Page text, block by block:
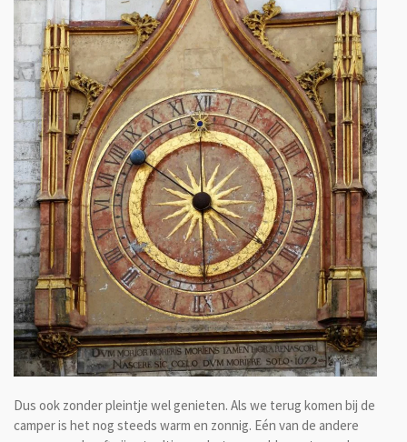
Dus ook zonder pleintje wel genieten. Als we terug komen bij de
camper is het nog steeds warm en zonnig. Eén van de andere